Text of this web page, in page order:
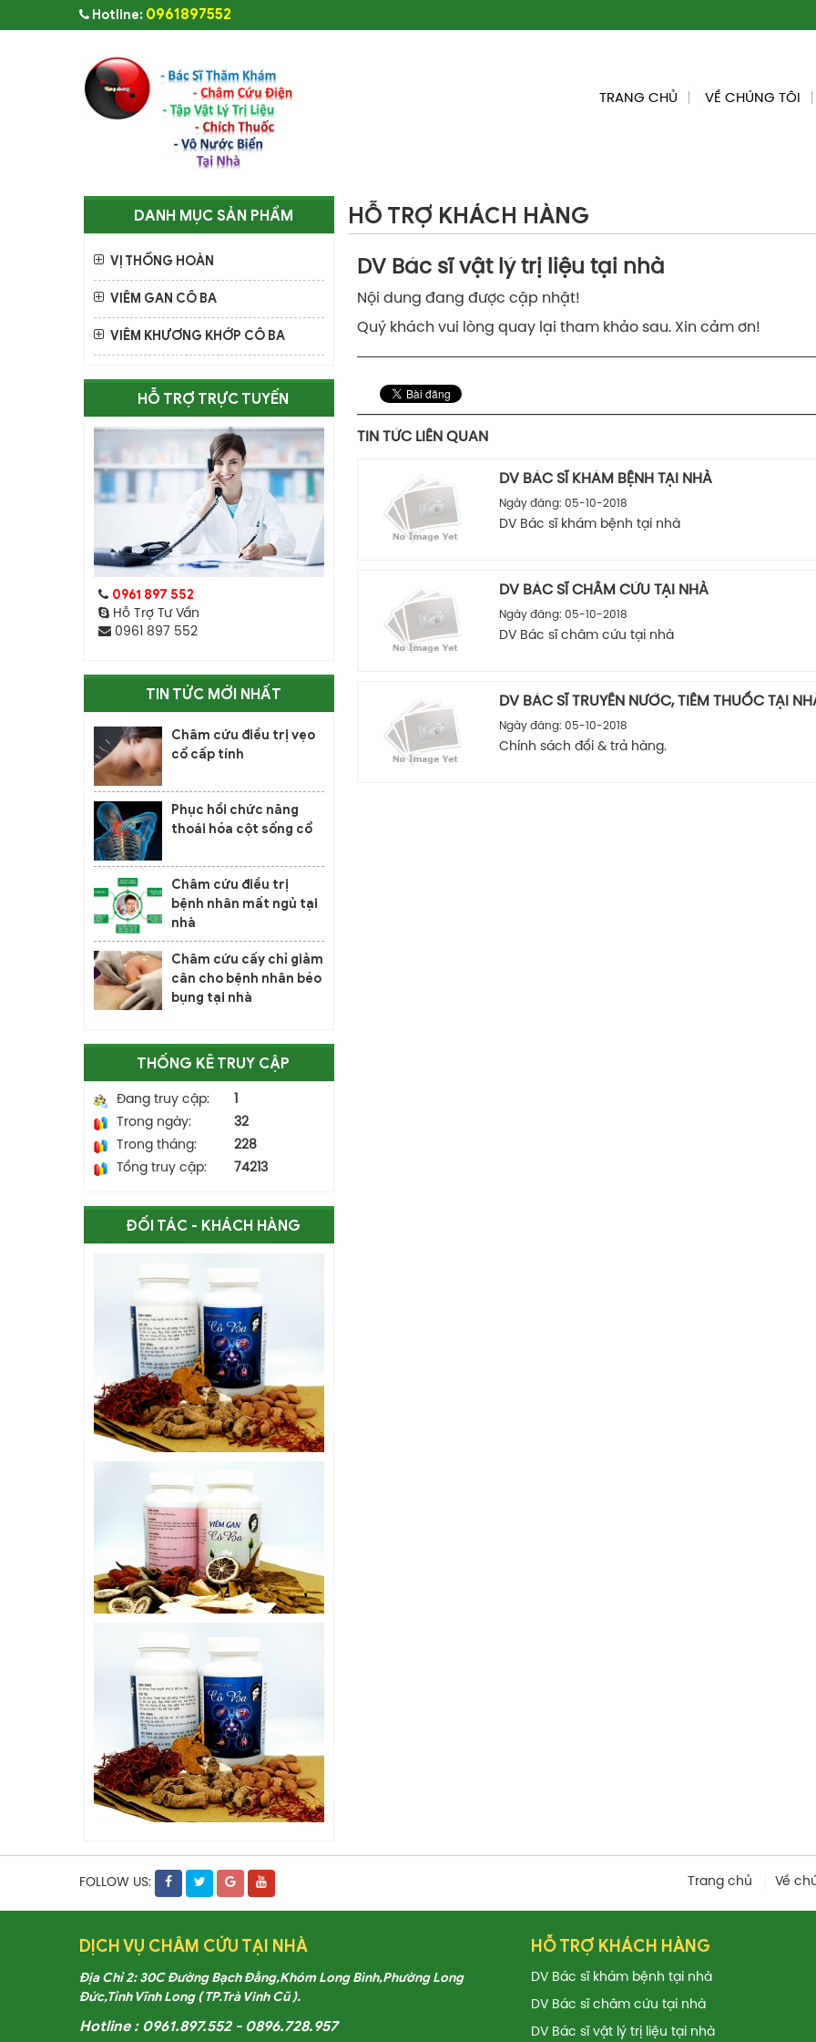
Hotline: 0961897552
TRANG CHỦ VỀ CHÚNG TÔI
DANH MỤC SẢN PHẨM
VỊ THỐNG HOÀN
VIÊM GAN CÔ BA
VIÊM KHƯƠNG KHỚP CÔ BA
HỖ TRỢ TRỰC TUYẾN
0961 897 552
Hỗ Trợ Tư Vấn
0961 897 552
TIN TỨC MỚI NHẤT
Châm cứu điều trị vẹo
cổ cấp tính
Phục hồi chức năng
thoái hóa cột sống cổ
Châm cứu điều trị
bệnh nhân mất ngủ tại
nhà
Châm cứu cấy chỉ giảm
cân cho bệnh nhân béo
bụng tại nhà
THỐNG KÊ TRUY CẬP
Đang truy cập:
1
Trong ngày:
32
Trong tháng:
228
Tổng truy cập:
74213
ĐỐI TÁC - KHÁCH HÀNG
HỖ TRỢ KHÁCH HÀNG
DV Bác sĩ vật lý trị liệu tại nhà
Nội dung đang được cập nhật!
Quý khách vui lòng quay lại tham khảo sau. Xin cảm ơn!
TIN TỨC LIÊN QUAN
DV BÁC SĨ KHÁM BỆNH TẠI NHÀ
Ngày đăng: 05-10-2018
DV Bác sĩ khám bệnh tại nhà
DV BÁC SĨ CHÂM CỨU TẠI NHÀ
Ngày đăng: 05-10-2018
DV Bác sĩ châm cứu tại nhà
DV BÁC SĨ TRUYỀN NƯỚC, TIÊM THUỐC TẠI
Ngày đăng: 05-10-2018
Chính sách đổi & trả hàng.
FOLLOW US: Trang chủ Về
DỊCH VỤ CHÂM CỨU TẠI NHÀ
Địa Chỉ 2: 30C Đường Bạch Đằng,Khóm Long Bình,Phường Long
Đức,Tỉnh Vĩnh Long ( TP.Trà Vinh Cũ ).
Hotline : 0961.897.552 - 0896.728.957
HỖ TRỢ KHÁCH HÀNG
DV Bác sĩ khám bệnh tại nhà
DV Bác sĩ châm cứu tại nhà
DV Bác sĩ vật lý trị liệu tại nhà